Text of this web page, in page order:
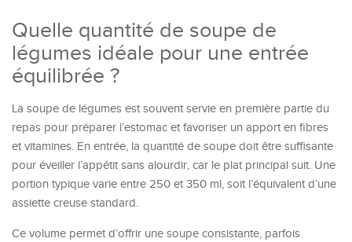
Quelle quantité de soupe de
légumes idéale pour une entrée
équilibrée ?
La soupe de légumes est souvent servie en première partie du
repas pour préparer l’estomac et favoriser un apport en fibres
et vitamines. En entrée, la quantité de soupe doit être suffisante
pour éveiller l’appétit sans alourdir, car le plat principal suit. Une
portion typique varie entre 250 et 350 ml, soit l’équivalent d’une
assiette creuse standard.
Ce volume permet d’offrir une soupe consistante, parfois